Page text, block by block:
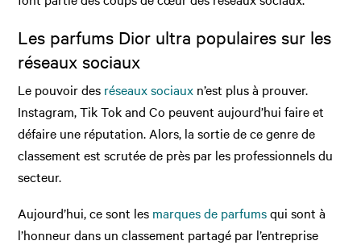
Les parfums Dior ultra populaires sur les
réseaux sociaux
Le pouvoir des réseaux sociaux n’est plus à prouver.
Instagram, Tik Tok and Co peuvent aujourd’hui faire et
défaire une réputation. Alors, la sortie de ce genre de
classement est scrutée de près par les professionnels du
secteur.
Aujourd’hui, ce sont les marques de parfumsqui sont à
l’honneur dans un classement partagé par l’entreprise